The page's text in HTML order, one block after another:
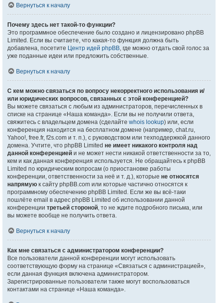
Вернуться к началу
Почему здесь нет такой-то функции?
Это программное обеспечение было создано и лицензировано phpBB
Limited. Если вы считаете, что какая-то функция должна быть
добавлена, посетите Центр идей phpBB, где можно отдать свой голос за
уже поданные идеи или предложить собственные.
Вернуться к началу
С кем можно связаться по вопросу некорректного использования и/
или юридических вопросов, связанных с этой конференцией?
Вы можете связаться с любым из администраторов, перечисленных в
списке на странице «Наша команда». Если вы не получили ответа,
свяжитесь с владельцем домена (сделайте whois lookup) или, если
конференция находится на бесплатном домене (например, chat.ru,
Yahoo!, free.fr, f2s.com и т. п.), с руководством или техподдержкой данного
домена. Учтите, что phpBB Limited не имеет никакого контроля над
данной конференцией и не может нести никакой ответственности за то,
кем и как данная конференция используется. Не обращайтесь к phpBB
Limited по юридическим вопросам (о приостановке работы
конференции, ответственности за неё и т. д.), которые не относятся
напрямую к сайту phpBB.com или которые частично относятся к
программному обеспечению phpBB Limited. Если же вы всё-таки
пошлёте email в адрес phpBB Limited об использовании данной
конференции третьей стороной, то не ждите подробного письма, или
вы можете вообще не получить ответа.
Вернуться к началу
Как мне связаться с администратором конференции?
Все пользователи данной конференции могут использовать
соответствующую форму на странице «Связаться с администрацией»,
если данная функция включена администратором.
Зарегистрированные пользователи также могут воспользоваться
контактами на странице «Наша команда».